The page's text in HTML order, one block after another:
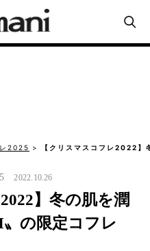
2025 【クリスマスコフレ2022
2022.10.26
】冬の肌を潤
の限定コフレ